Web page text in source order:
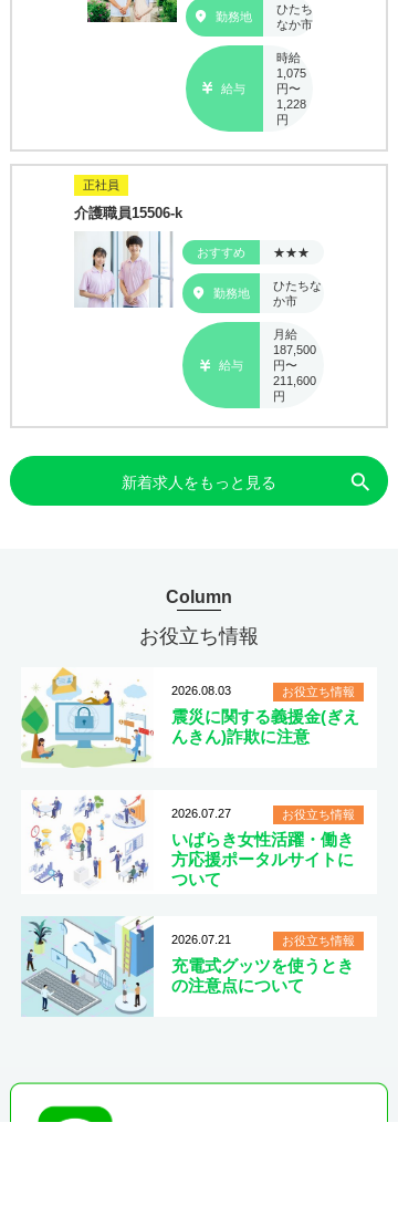
勤務地
ひたち
なか市
給与
時給
1,075
円〜
1,228
円
正社員
介護職員15506-k
おすすめ ★★★
勤務地
ひたちな
か市
給与
月給
187,500
円〜
211,600
円
新着求人をもっと見る search
Column
お役立ち情報
2026.08.03 お役立ち情報
震災に関する義援金(ぎえ
んきん)詐欺に注意
2026.07.27 お役立ち情報
いばらき女性活躍・働き
方応援ポータルサイトに
ついて
2026.07.21 お役立ち情報
充電式グッツを使うとき
の注意点について